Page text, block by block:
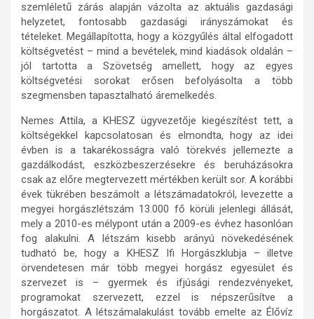
szemléletű zárás alapján vázolta az aktuális gazdasági
helyzetet, fontosabb gazdasági irányszámokat és
tételeket. Megállapította, hogy a közgyűlés által elfogadott
költségvetést – mind a bevételek, mind kiadások oldalán –
jól tartotta a Szövetség amellett, hogy az egyes
költségvetési sorokat erősen befolyásolta a több
szegmensben tapasztalható áremelkedés.
Nemes Attila, a KHESZ ügyvezetője kiegészítést tett, a
költségekkel kapcsolatosan és elmondta, hogy az idei
évben is a takarékosságra való törekvés jellemezte a
gazdálkodást, eszközbeszerzésekre és beruházásokra
csak az előre megtervezett mértékben került sor. A korábbi
évek tükrében beszámolt a létszámadatokról, levezette a
megyei horgászlétszám 13.000 fő körüli jelenlegi állását,
mely a 2010-es mélypont után a 2009-es évhez hasonlóan
fog alakulni. A létszám kisebb arányú növekedésének
tudható be, hogy a KHESZ Ifi Horgászklubja – illetve
örvendetesen már több megyei horgász egyesület és
szervezet is – gyermek és ifjúsági rendezvényeket,
programokat szervezett, ezzel is népszerűsítve a
horgászatot. A létszámalakulást tovább emelte az Élővíz